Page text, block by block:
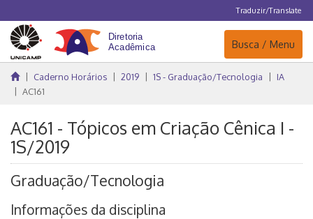
Traduzir/Translate
Navegação
Busca / Menu
Caderno Horários 2019 1S - Graduação/Tecnologia
IA
AC161
AC161 - Tópicos em Criação Cênica I -
1S/2019
Graduação/Tecnologia
Informações da disciplina